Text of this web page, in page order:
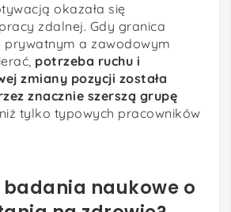
okazała się
zdalnej. Gdy granica
prywatnym a zawodowym
potrzeba ruchu i
zmiany pozycji została
znacznie szerszą grupę
niż tylko typowych pracowników
badania naukowe o